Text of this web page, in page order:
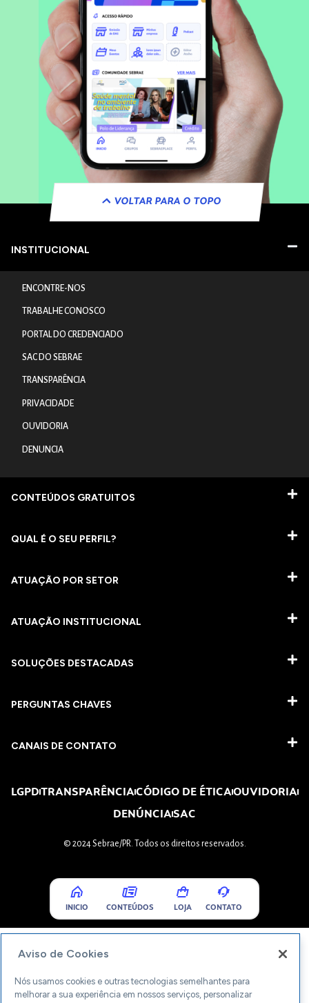
VOLTAR PARA O TOPO
INSTITUCIONAL
ENCONTRE-NOS
TRABALHE CONOSCO
PORTAL DO CREDENCIADO
SAC DO SEBRAE
TRANSPARÊNCIA
PRIVACIDADE
OUVIDORIA
DENUNCIA
CONTEÚDOS GRATUITOS
QUAL É O SEU PERFIL?
ATUAÇÃO POR SETOR
ATUAÇÃO INSTITUCIONAL
SOLUÇÕES DESTACADAS
PERGUNTAS CHAVES​
CANAIS DE CONTATO
LGPDTRANSPARÊNCIACÓDIGO DE ÉTICAOUVIDORIA
DENÚNCIASAC
© 2024 Sebrae/PR. Todos os direitos reservados.
INICIO CONTEÚDOS LOJA CONTATO
Aviso de Cookies
Nós usamos cookies e outras tecnologias semelhantes para
melhorar a sua experiência em nossos serviços, personalizar